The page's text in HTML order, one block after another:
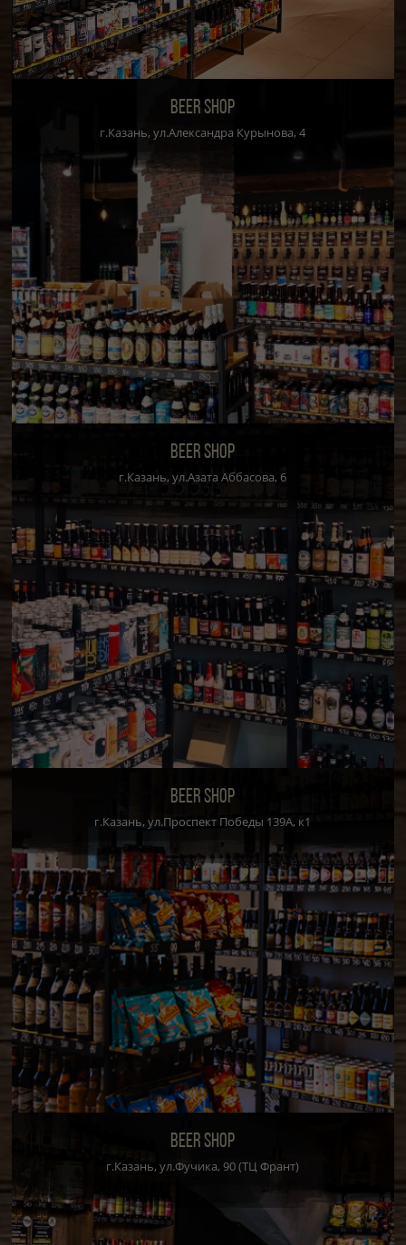
BEER SHOP
г.Казань, ул.Александра Курынова, 4
BEER SHOP
г.Казань, ул.Азата Аббасова, 6
BEER SHOP
г.Казань, ул.Проспект Победы 139А, к1
BEER SHOP
г.Казань, ул.Фучика, 90 (ТЦ Франт)